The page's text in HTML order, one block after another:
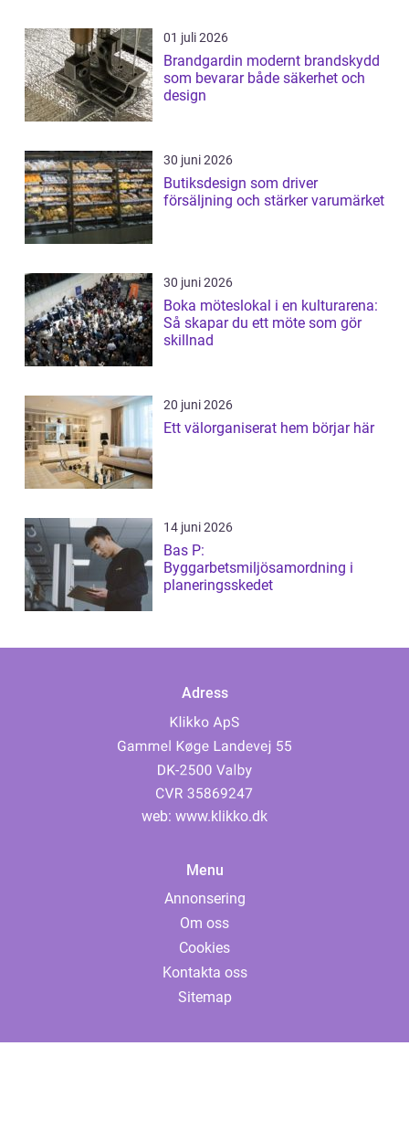
01 juli 2026
Brandgardin modernt brandskydd
som bevarar både säkerhet och
design
30 juni 2026
Butiksdesign som driver
försäljning och stärker varumärket
30 juni 2026
Boka möteslokal i en kulturarena:
Så skapar du ett möte som gör
skillnad
20 juni 2026
Ett välorganiserat hem börjar här
14 juni 2026
Bas P:
Byggarbetsmiljösamordning i
planeringsskedet
Adress
web: www.klikko.dk
Menu
Annonsering
Om oss
Cookies
Kontakta oss
Sitemap